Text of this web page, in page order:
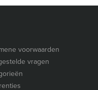
voorwaarden
vragen